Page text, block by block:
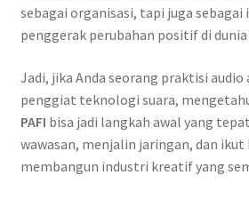
sebagai organisasi, tapi juga sebagai
penggerak perubahan positif di
Jadi, jika Anda seorang praktisi audio
penggiat teknologi suara,
PAFI bisa jadi langkah awal yang
wawasan, menjalin jaringan, dan
membangun industri kreatif yang